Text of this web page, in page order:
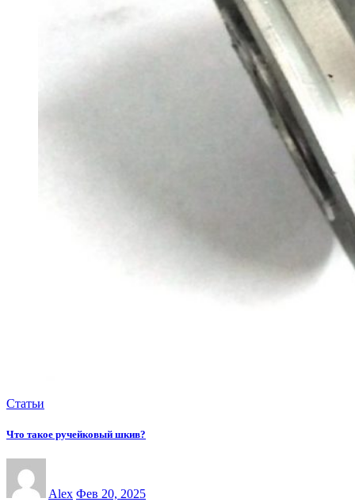
Статьи
Что такое ручейковый шкив?
Alex Фев 20, 2025